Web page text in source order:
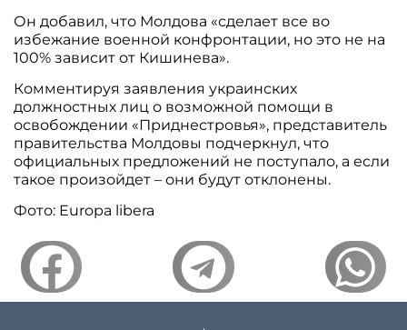
Он добавил, что Молдова «сделает все во
избежание военной конфронтации, но это не на
100% зависит от Кишинева».
Комментируя заявления украинских
должностных лиц о возможной помощи в
освобождении «Приднестровья», представитель
правительства Молдовы подчеркнул, что
официальных предложений не поступало, а если
такое произойдет – они будут отклонены.
Фото: Europa libera